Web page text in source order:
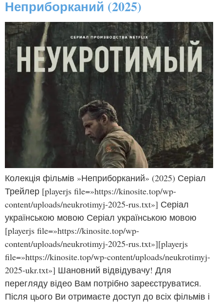
Неприборканий (2025)
Колекція фільмів »Неприборканий» (2025) Серіал
Трейлер [playerjs file=»https://kinosite.top/wp-
content/uploads/neukrotimyj-2025-rus.txt»] Серіал
українською мовою Серіал українською мовою
[playerjs file=»https://kinosite.top/wp-
content/uploads/neukrotimyj-2025-rus.txt»][playerjs
file=»https://kinosite.top/wp-content/uploads/neukrotimyj-
2025-ukr.txt»] Шановний відвідувачу! Для
перегляду відео Вам потрібно зареєструватися.
Після цього Ви отримаєте доступ до всіх фільмів і